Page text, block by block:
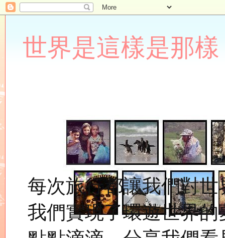
世界是這樣是那樣
每次旅行都讓我們對
我們實現了環遊世界